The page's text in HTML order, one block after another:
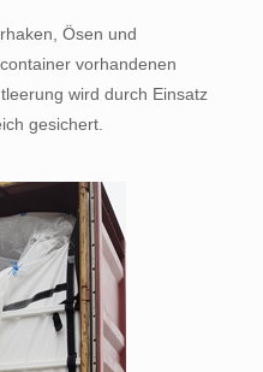
Ösen und
vorhandenen
wird durch Einsatz
gesichert.